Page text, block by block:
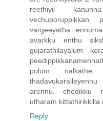
reethiyil
vechuporuppikkan
vargeeyatha
avarkku enthu
gujarathilayalum
polum nalkathe.
arennu. chodikku
utharam kittathirikkilla
Reply